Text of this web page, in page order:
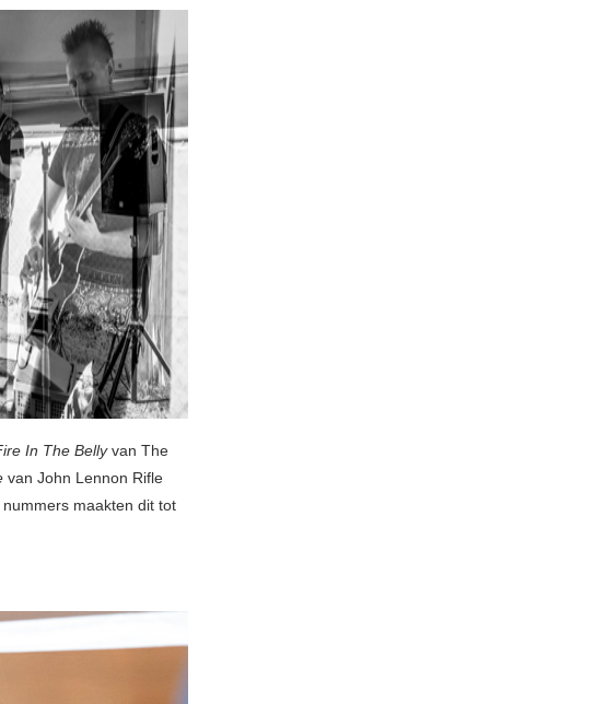
In The Bellyvan The
van John Lennon Rifle
maakten dit tot